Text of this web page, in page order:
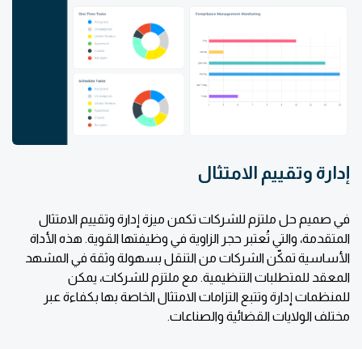
إدارة وتقييم الامتثال
في صميم حل ملتزم للشركات تكمن ميزة إدارة وتقييم الامتثال
المتقدمة، والتي تُعتبر حجر الزاوية في وظيفتها القوية. هذه الأداة
الأساسية تمكّن الشركات من التنقل بسهولة وثقة في المشهد
المعقد للمتطلبات التنظيمية. مع ملتزم للشركات، يمكن
للمنظمات إدارة وتتبع التزامات الامتثال الخاصة بها بكفاءة عبر
مختلف الولايات القضائية والصناعات.